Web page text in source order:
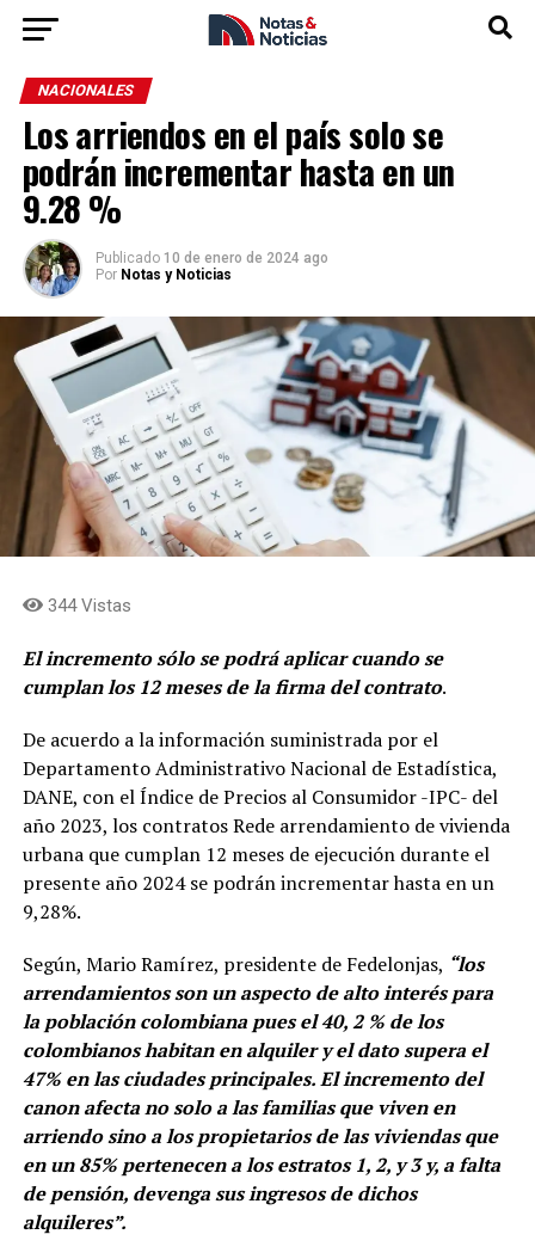
NACIONALES
Los arriendos en el país solo se
podrán incrementar hasta en un
9.28 %
Publicado 10 de enero de 2024 ago
Por Notas y Noticias
344 Vistas
El incremento sólo se podrá aplicar cuando se
cumplan los 12 meses de la firma del contrato.
De acuerdo a la información suministrada por el
Departamento Administrativo Nacional de Estadística,
DANE, con el Índice de Precios al Consumidor -IPC- del
año 2023, los contratos Rede arrendamiento de vivienda
urbana que cumplan 12 meses de ejecución durante el
presente año 2024 se podrán incrementar hasta en un
9,28%.
Según, Mario Ramírez, presidente de Fedelonjas, “los
arrendamientos son un aspecto de alto interés para
la población colombiana pues el 40, 2 % de los
colombianos habitan en alquiler y el dato supera el
47% en las ciudades principales. El incremento del
canon afecta no solo a las familias que viven en
arriendo sino a los propietarios de las viviendas que
en un 85% pertenecen a los estratos 1, 2, y 3 y, a falta
de pensión, devenga sus ingresos de dichos
alquileres”.